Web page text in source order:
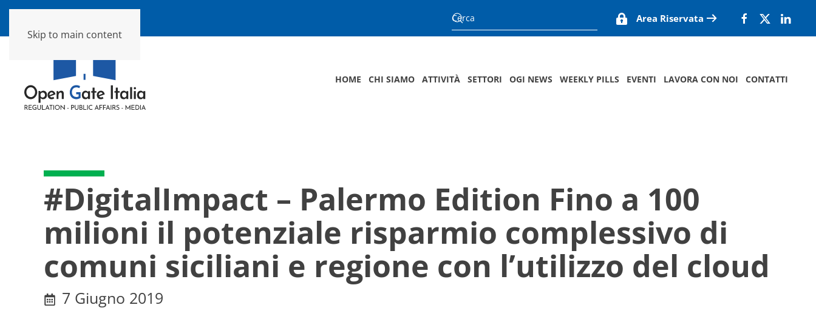
Skip to main content
Area Riservata
HOME CHI SIAMO ATTIVITÀ SETTORI OGI NEWS WEEKLY PILLS EVENTI LAVORA CON NOI CONTATTI
#DigitalImpact – Palermo Edition Fino a 100
milioni il potenziale risparmio complessivo di
comuni siciliani e regione con l’utilizzo del cloud
7 Giugno 2019